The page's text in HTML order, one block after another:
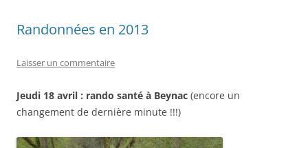
Randonnées en 2013
Laisser un commentaire
Jeudi 18 avril : rando santé à Beynac (encore un
changement de dernière minute !!!)